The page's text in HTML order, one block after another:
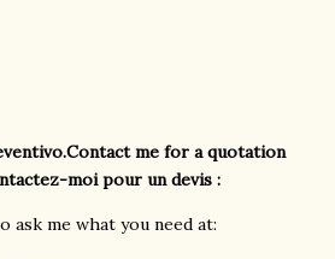
me for a quotation
moi pour un devis :
ask me what you need at: